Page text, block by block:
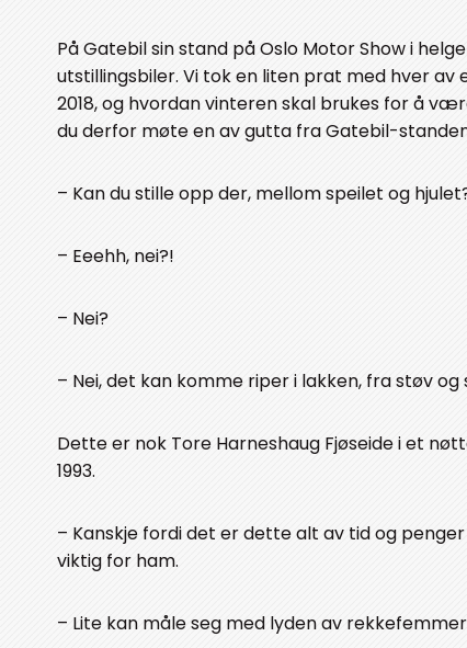
På Gatebil sin stand på Oslo Motor Show i
utstillingsbiler. Vi tok en liten prat med hver av
2018, og hvordan vinteren skal brukes for å
du derfor møte en av gutta fra Gatebil-
– Kan du stille opp der, mellom speilet og
– Eeehh, nei?!
– Nei?
– Nei, det kan komme riper i lakken, fra støv og
Dette er nok Tore Harneshaug Fjøseide i et
1993.
– Kanskje fordi det er dette alt av tid og
viktig for ham.
– Lite kan måle seg med lyden av